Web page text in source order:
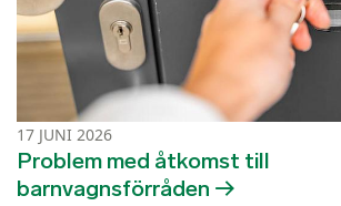
17 JUNI 2026
Problem med åtkomst till
barnvagnsförråden